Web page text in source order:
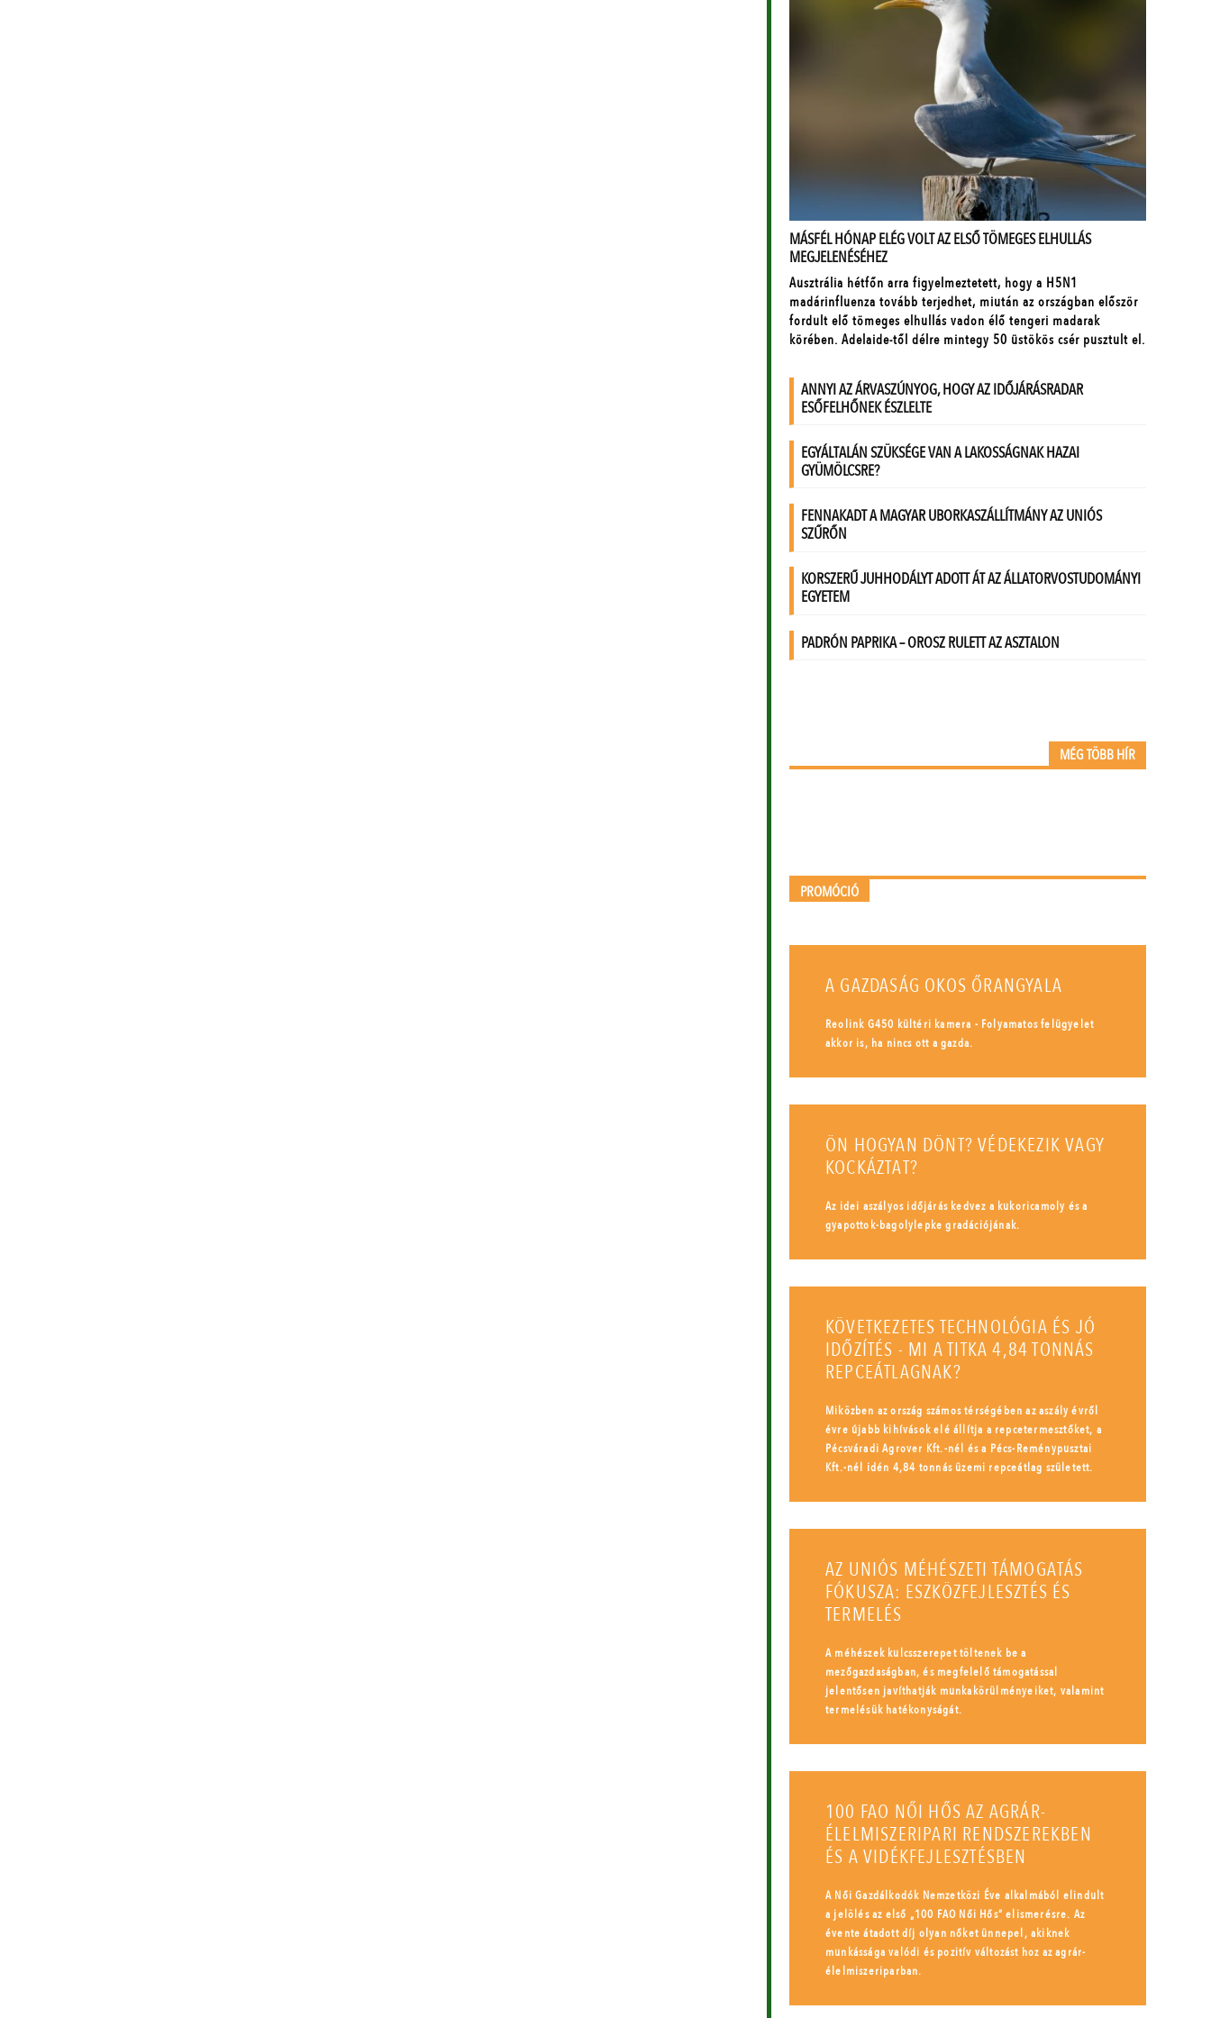
MÉG TÖBB HÍR
PROMÓCIÓ
A GAZDASÁG OKOS ŐRANGYALA
Reolink G450 kültéri kamera - Folyamatos felügyelet
akkor is, ha nincs ott a gazda.
ÖN HOGYAN DÖNT? VÉDEKEZIK VAGY
KOCKÁZTAT?
Az idei aszályos időjárás kedvez a kukoricamoly és a
gyapottok-bagolylepke gradációjának.
KÖVETKEZETES TECHNOLÓGIA ÉS JÓ
IDŐZÍTÉS - MI A TITKA 4,84 TONNÁS
REPCEÁTLAGNAK?
Miközben az ország számos térségében az aszály évről
évre újabb kihívások elé állítja a repcetermesztőket, a
Pécsváradi Agrover Kft.-nél és a Pécs-Reménypusztai
Kft.-nél idén 4,84 tonnás üzemi repceátlag született.
AZ UNIÓS MÉHÉSZETI TÁMOGATÁS
FÓKUSZA: ESZKÖZFEJLESZTÉS ÉS
TERMELÉS
A méhészek kulcsszerepet töltenek be a
mezőgazdaságban, és megfelelő támogatással
jelentősen javíthatják munkakörülményeiket, valamint
termelésük hatékonyságát.
100 FAO NŐI HŐS AZ AGRÁR-
ÉLELMISZERIPARI RENDSZEREKBEN
ÉS A VIDÉKFEJLESZTÉSBEN
A Női Gazdálkodók Nemzetközi Éve alkalmából elindult
a jelölés az első „100 FAO Női Hős” elismerésre. Az
évente átadott díj olyan nőket ünnepel, akiknek
munkássága valódi és pozitív változást hoz az agrár-
élelmiszeriparban.